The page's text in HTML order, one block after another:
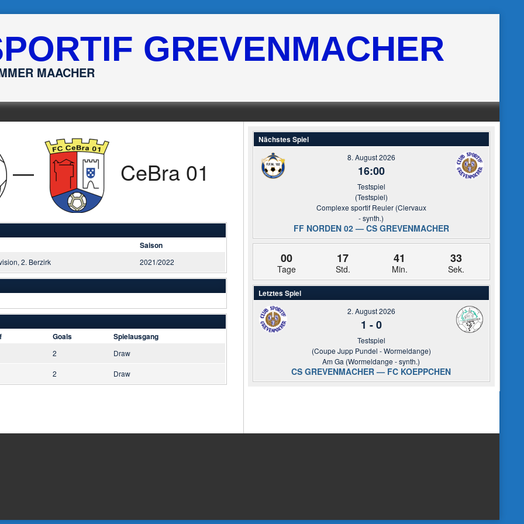
GREVENMACHER
MAACHER
— CeBra 01
Saison
2. Berzirk 2021/2022
Goals Spielausgang
2 Draw
2 Draw
Nächstes Spiel
8. August 2026
16:00
Testspiel
(Testspiel)
Complexe sportif Reuler (Clervaux
- synth.)
FF NORDEN 02 — CS GREVENMACHER
00
Tage
17
Std.
41
Min.
32
Sek.
Letztes Spiel
2. August 2026
1 -0
Testspiel
(Coupe Jupp Pundel - Wormeldange)
Am Ga (Wormeldange - synth.)
CS GREVENMACHER — FC KOEPPCHEN